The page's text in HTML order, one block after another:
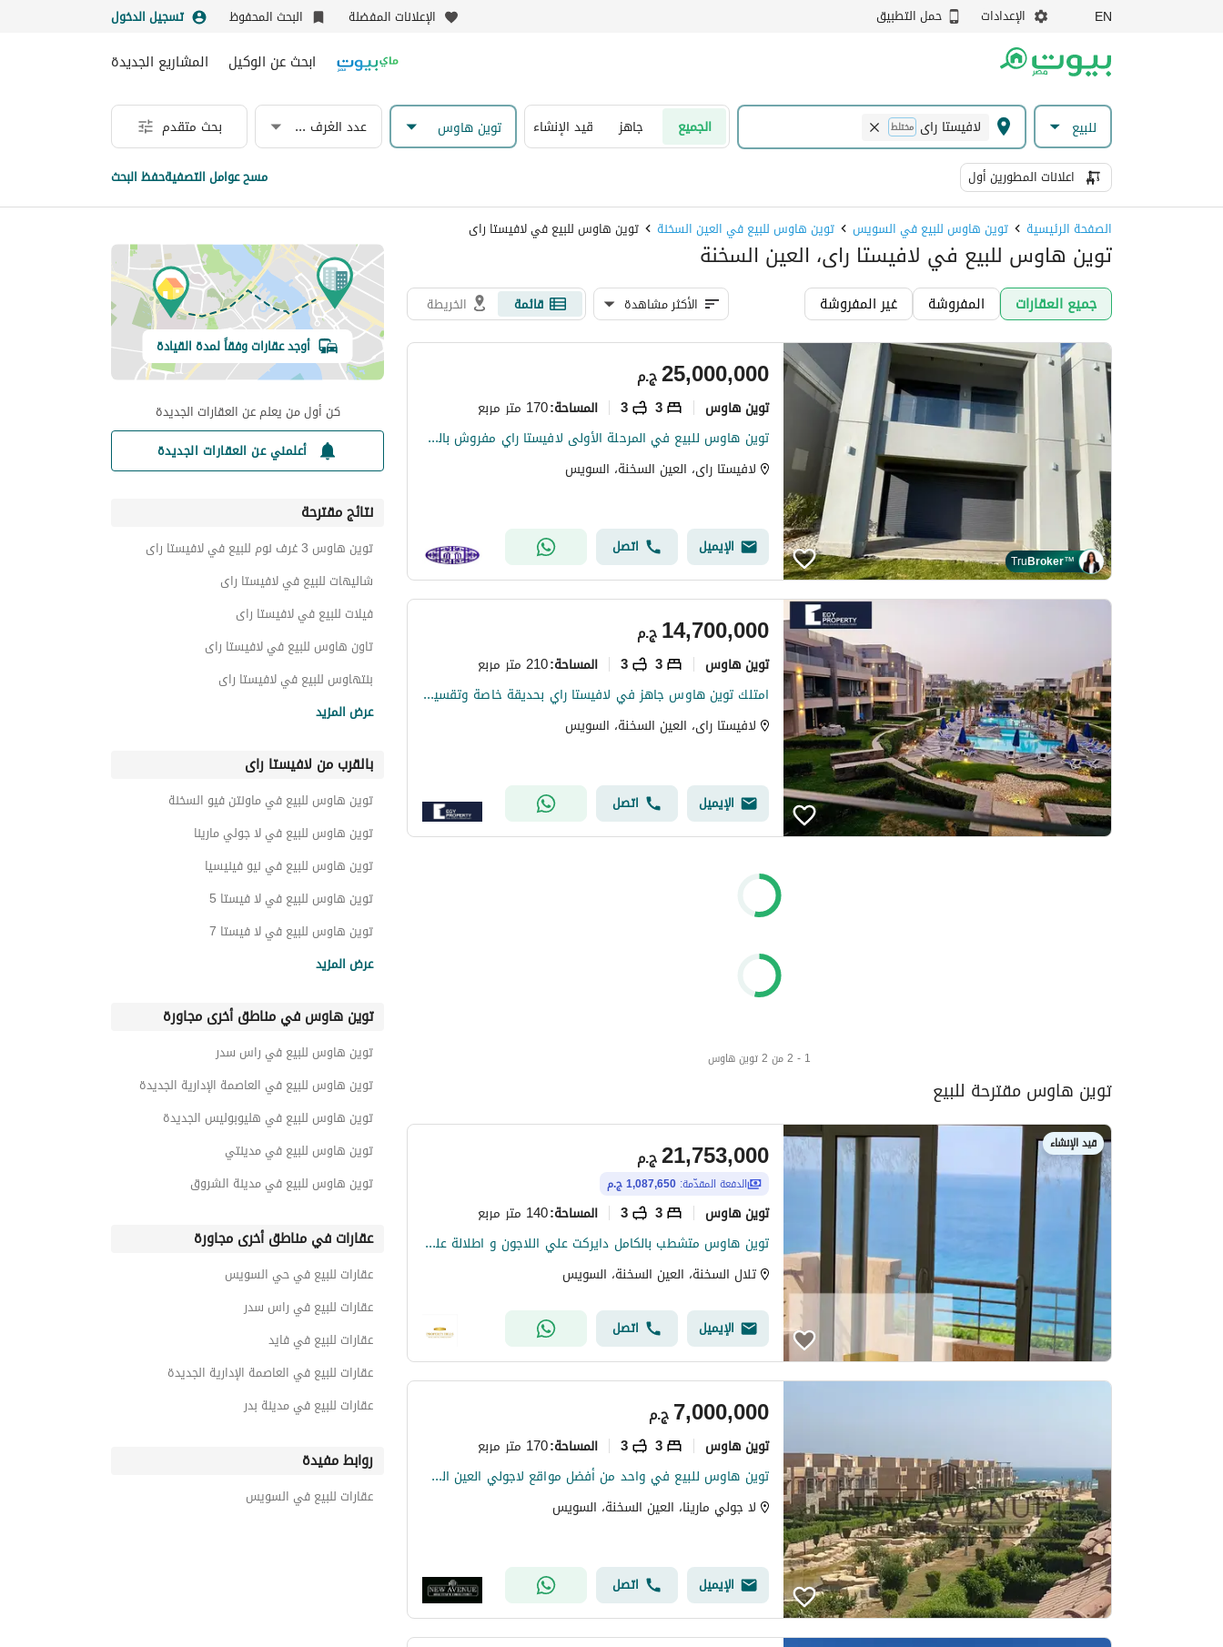
EN الإعدادات حمل التطبيق الإعلانات المفضلة البحث المحفوظ تسجيل الدخول
ابحث عن الوكيل المشاريع الجديدة
للبيع لافيستا راى مختلط الجميع جاهز قيد الإنشاء توين هاوس عدد الغرف & الحمامات بحث متقدم
اعلانات المطورين أول مسح عوامل التصفيةحفظ البحث
الصفحة الرئيسية توين هاوس للبيع في السويس توين هاوس للبيع في العين السخنة توين هاوس للبيع في لافيستا راى
توين هاوس للبيع في لافيستا راى، العين السخنة
جميع العقارات المفروشة غير المفروشة الأكثر مشاهدة قائمة الخريطة
TruBroker™
ج.م25,000,000
توين هاوس 3
3 المساحة:170 متر مربع
توين هاوس للبيع في المرحلة الأولى لافيستا راي مفروش بالكامل وخطوات من البحر السخنه La Vista Ray alsokhna
لافيستا راى، العين السخنة، السويس
الإيميل اتصل
ج.م14,700,000
توين هاوس 3
3 المساحة:210 متر مربع
امتلك توين هاوس جاهز في لافيستا راي بحديقة خاصة وتقسيط مرن واستمتع بالحياة الساحلية
لافيستا راى، العين السخنة، السويس
الإيميل اتصل
1 - 2 من 2 توين هاوس
توين هاوس مقترحة للبيع
قيد الإنشاء
ج.م21,753,000
الدفعة المقدّمة: 1,087,650 ج.م
توين هاوس 3
3 المساحة:140 متر مربع
توين هاوس متشطب بالكامل دايركت علي اللاجون و اطلالة علي البحر مباشرة
تلال السخنة، العين السخنة، السويس
الإيميل اتصل
ج.م7,000,000
توين هاوس 3
3 المساحة:170 متر مربع
توين هاوس للبيع في واحد من أفضل مواقع لاجولي العين السخنة بإطلالة مميزة على البحر، كامل التشطيب، وسعر مميز!
لا جولي مارينا، العين السخنة، السويس
الإيميل اتصل
أوجد عقارات وفقاً لمدة القيادة
كن أول من يعلم عن العقارات الجديدة
أعلمني عن العقارات الجديدة
نتائج مقترحة
توين هاوس 3 غرف نوم للبيع في لافيستا راى
شاليهات للبيع في لافيستا راى
فيلات للبيع في لافيستا راى
تاون هاوس للبيع في لافيستا راى
بنتهاوس للبيع في لافيستا راى
عرض المزيد
بالقرب من لافيستا راى
توين هاوس للبيع في ماونتن فيو السخنة
توين هاوس للبيع في لا جولي مارينا
توين هاوس للبيع في نيو فينيسيا
توين هاوس للبيع في لا فيستا 5
توين هاوس للبيع في لا فيستا 7
توين هاوس للبيع في هيفن بيتش
توين هاوس للبيع في لافيستا جاردنز
توين هاوس للبيع في بورتو ساوث بيتش
عرض المزيد
توين هاوس في مناطق أخرى مجاورة
توين هاوس للبيع في راس سدر
توين هاوس للبيع في العاصمة الإدارية الجديدة
توين هاوس للبيع في هليوبوليس الجديدة
توين هاوس للبيع في مدينتي
توين هاوس للبيع في مدينة الشروق
عقارات في مناطق أخرى مجاورة
عقارات للبيع في حي السويس
عقارات للبيع في راس سدر
عقارات للبيع في فايد
عقارات للبيع في العاصمة الإدارية الجديدة
عقارات للبيع في مدينة بدر
روابط مفيدة
عقارات للبيع في السويس